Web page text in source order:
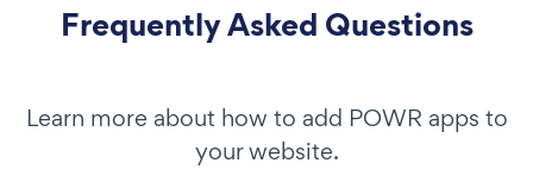
Frequently Asked Questions
Learn more about how to add POWR apps to
your website.